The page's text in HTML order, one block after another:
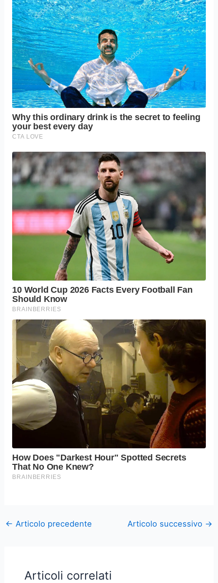
← Articolo precedente Articolo successivo →
Articoli correlati